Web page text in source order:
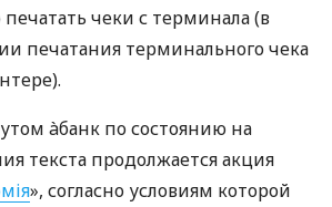
чеки с терминала (в
печатания терминального чека
àбанк по состоянию на
текста продолжается акция
», согласно условиям которой